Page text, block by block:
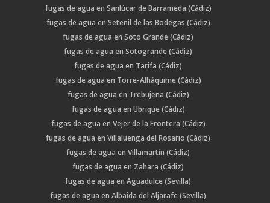
fugas de agua en Sanlúcar de Barrameda (Cádiz)
fugas de agua en Setenil de las Bodegas (Cádiz)
fugas de agua en Soto Grande (Cádiz)
fugas de agua en Sotogrande (Cádiz)
fugas de agua en Tarifa (Cádiz)
fugas de agua en Torre-Alháquime (Cádiz)
fugas de agua en Trebujena (Cádiz)
fugas de agua en Ubrique (Cádiz)
fugas de agua en Vejer de la Frontera (Cádiz)
fugas de agua en Villaluenga del Rosario (Cádiz)
fugas de agua en Villamartín (Cádiz)
fugas de agua en Zahara (Cádiz)
fugas de agua en Aguadulce (Sevilla)
fugas de agua en Albaida del Aljarafe (Sevilla)